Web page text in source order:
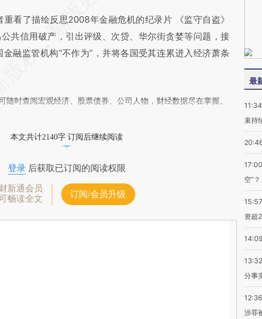
了描绘反思2008年金融危机的纪录片 《监守自盗》
公共信用破产，引出评级、次贷、华尔街贪婪等问题，接
融监管机构“不作为”，并将各国受其连累进入经济萧条
可随时查阅宏观经济、股票债券、公司人物，财经数据尽在掌握。
本文共计2140字 订阅后继续阅读
登录后获取已订阅的阅读权限
新通会员
畅读全文
订阅/会员升级
最
11:34
束持
17:00
空”？
15:57
资超
14:09
13:32
分事
12:36
涉罪